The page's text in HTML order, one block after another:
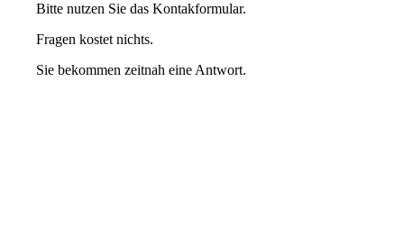
Bitte nutzen Sie das Kontakformular.
Fragen kostet nichts.
Sie bekommen zeitnah eine Antwort.